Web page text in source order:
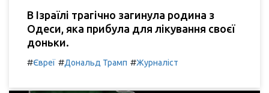
В Ізраїлі трагічно загинула родина з
Одеси, яка прибула для лікування своєї
доньки.
#Євреї #Дональд Трамп #Журналіст